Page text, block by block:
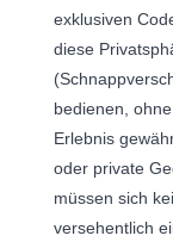
exklusiven
diese
bedienen,
Erlebnis
oder private
müssen sich
versehentlich